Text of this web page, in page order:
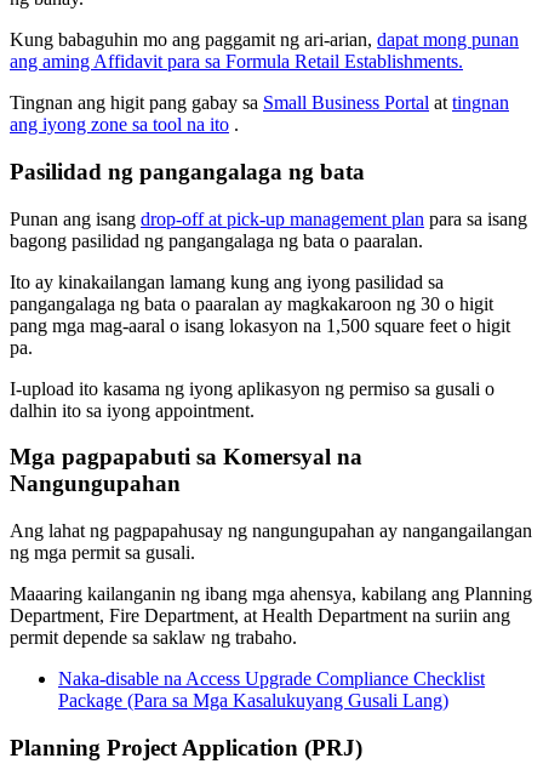
Kung babaguhin mo ang paggamit ng ari-arian, dapat mong punan
ang aming Affidavit para sa Formula Retail Establishments.
Tingnan ang higit pang gabay sa Small Business Portal at tingnan
ang iyong zone sa tool na ito .
Pasilidad ng pangangalaga ng bata
Punan ang isang drop-off at pick-up management plan para sa isang
bagong pasilidad ng pangangalaga ng bata o paaralan.
Ito ay kinakailangan lamang kung ang iyong pasilidad sa
pangangalaga ng bata o paaralan ay magkakaroon ng 30 o higit
pang mga mag-aaral o isang lokasyon na 1,500 square feet o higit
pa.
I-upload ito kasama ng iyong aplikasyon ng permiso sa gusali o
dalhin ito sa iyong appointment.
Mga pagpapabuti sa Komersyal na
Nangungupahan
Ang lahat ng pagpapahusay ng nangungupahan ay nangangailangan
ng mga permit sa gusali.
Maaaring kailanganin ng ibang mga ahensya, kabilang ang Planning
Department, Fire Department, at Health Department na suriin ang
permit depende sa saklaw ng trabaho.
Naka-disable na Access Upgrade Compliance Checklist
Package (Para sa Mga Kasalukuyang Gusali Lang)
Planning Project Application (PRJ)